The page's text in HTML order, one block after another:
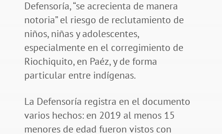
Defensoría, “se acrecienta de manera
notoria” el riesgo de reclutamiento de
niños, niñas y adolescentes,
especialmente en el corregimiento de
Riochiquito, en Paéz, y de forma
particular entre indígenas.
La Defensoría registra en el documento
varios hechos: en 2019 al menos 15
menores de edad fueron vistos con